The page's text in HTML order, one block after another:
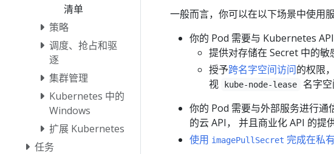
清单
策略
调度、抢占和驱
逐
集群管理
Kubernetes 中的
Windows
扩展 Kubernetes
任务
一般而言，你可以在以下场景中使用
你的 Pod 需要与 Kubernetes
提供对存储在 Secret 中的敏
授予跨名字空间访问的权限
视
kube-node-lease
名字空
你的 Pod 需要与外部服务进行
的云 API， 并且商业化 API 的提
使用 imagePullSecret 完成在私